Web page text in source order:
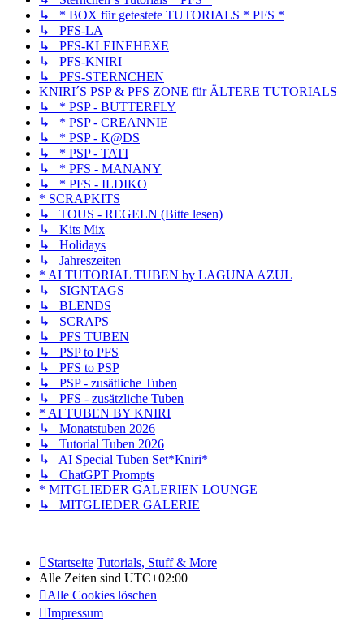
↳ * BOX für getestete TUTORIALS * PFS *
↳ PFS-LA
↳ PFS-KLEINEHEXE
↳ PFS-KNIRI
↳ PFS-STERNCHEN
KNIRI´S PSP & PFS ZONE für ÄLTERE TUTORIALS
↳ * PSP - BUTTERFLY
↳ * PSP - CREANNIE
↳ * PSP - K@DS
↳ * PSP - TATI
↳ * PFS - MANANY
↳ * PFS - ILDIKO
* SCRAPKITS
↳ TOUS - REGELN (Bitte lesen)
↳ Kits Mix
↳ Holidays
↳ Jahreszeiten
* AI TUTORIAL TUBEN by LAGUNA AZUL
↳ SIGNTAGS
↳ BLENDS
↳ SCRAPS
↳ PFS TUBEN
↳ PSP to PFS
↳ PFS to PSP
↳ PSP - zusätliche Tuben
↳ PFS - zusätzliche Tuben
* AI TUBEN BY KNIRI
↳ Monatstuben 2026
↳ Tutorial Tuben 2026
↳ AI Special Tuben Set*Kniri*
↳ ChatGPT Prompts
* MITGLIEDER GALERIEN LOUNGE
↳ MITGLIEDER GALERIE
Startseite Tutorials, Stuff & More
Alle Zeiten sind UTC+02:00
Alle Cookies löschen
Impressum